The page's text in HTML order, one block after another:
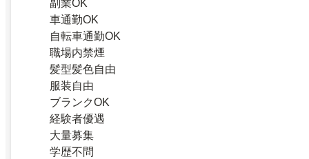
副業OK
車通勤OK
自転車通勤OK
職場内禁煙
髪型髪色自由
服装自由
ブランクOK
経験者優遇
大量募集
学歴不問